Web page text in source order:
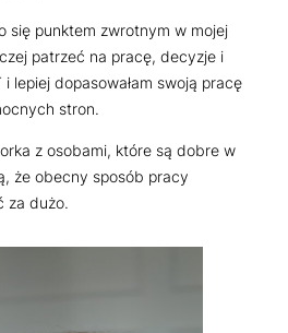
się punktem zwrotnym w mojej
patrzeć na pracę, decyzje i
lepiej dopasowałam swoją pracę
stron.
z osobami, które są dobre w
że obecny sposób pracy
za dużo.